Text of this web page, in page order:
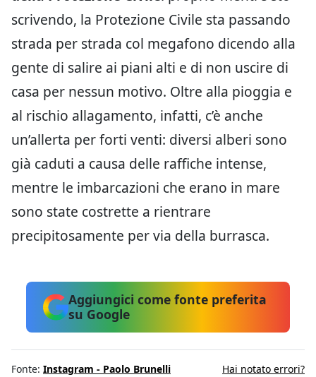
scrivendo, la Protezione Civile sta passando
strada per strada col megafono dicendo alla
gente di salire ai piani alti e di non uscire di
casa per nessun motivo. Oltre alla pioggia e
al rischio allagamento, infatti, c’è anche
un’allerta per forti venti: diversi alberi sono
già caduti a causa delle raffiche intense,
mentre le imbarcazioni che erano in mare
sono state costrette a rientrare
precipitosamente per via della burrasca.
Aggiungici come fonte preferita
su Google
Fonte: Instagram - Paolo Brunelli Hai notato errori?